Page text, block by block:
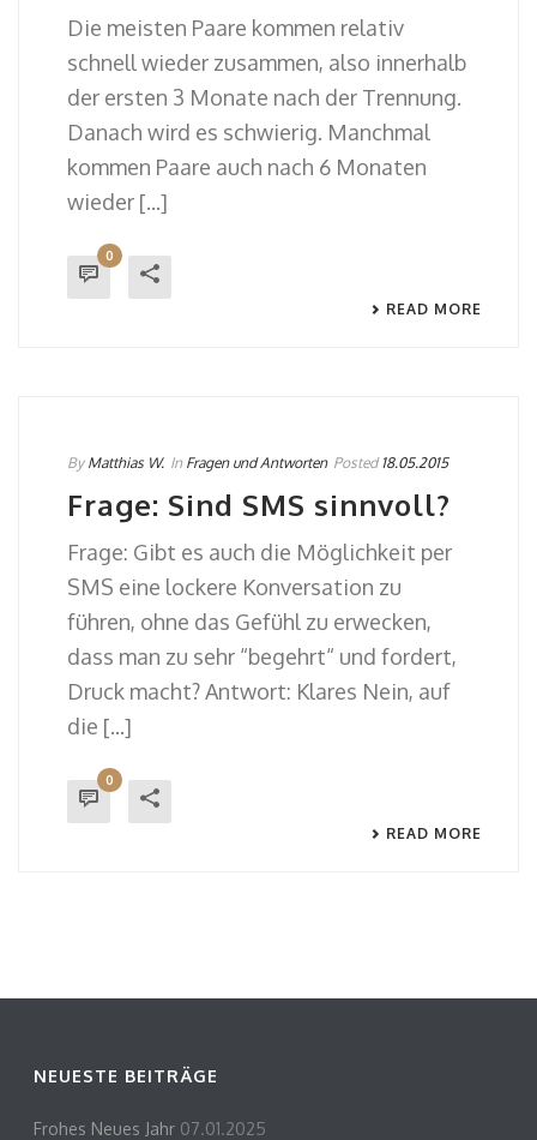
Die meisten Paare kommen relativ
schnell wieder zusammen, also innerhalb
der ersten 3 Monate nach der Trennung.
Danach wird es schwierig. Manchmal
kommen Paare auch nach 6 Monaten
wieder [...]
0
READ MORE
By Matthias W. In Fragen und Antworten Posted 18.05.2015
Frage: Sind SMS sinnvoll?
Frage: Gibt es auch die Möglichkeit per
SMS eine lockere Konversation zu
führen, ohne das Gefühl zu erwecken,
dass man zu sehr “begehrt“ und fordert,
Druck macht? Antwort: Klares Nein, auf
die [...]
0
READ MORE
NEUESTE BEITRÄGE
Frohes Neues Jahr 07.01.2025